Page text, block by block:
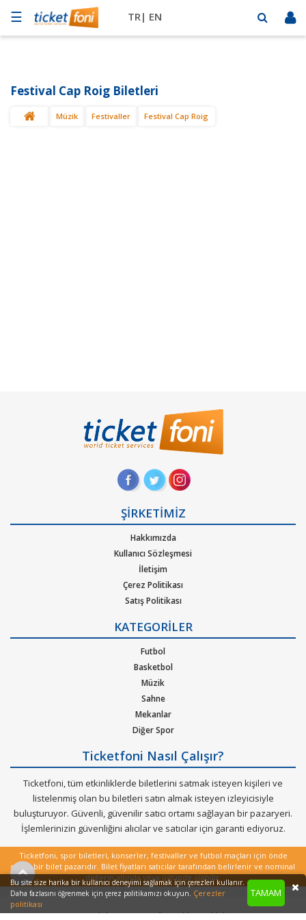
☰ TR| EN
Festival Cap Roig Biletleri
Müzik Festivaller Festival Cap Roig
ŞİRKETİMİZ
Hakkımızda
Kullanıcı Sözleşmesi
İletişim
Çerez Politikası
Satış Politikası
Kurumsal Ağırlama
Nasıl Çalışır
Bilet Tipi ve Teslimat
Üyelik Doğrulama
Sık Sorulan Sorular
KATEGORİLER
Futbol
Basketbol
Müzik
Sahne
Mekanlar
Diğer Spor
Ticketfoni Nasıl Çalışır?
Ticketfoni, tüm etkinliklerde biletlerini satmak isteyen kişileri ve
listelenmiş olan bu biletleri satın almak isteyen izleyicisiyle
buluşturuyor. Güvenli, güvenilir satıcı ortamı sağlayan bir pazaryeri.
İşlemlerinizin güvenliğini alıcılar ve satıcılar için garanti ediyoruz.
Ticketfoni, spor biletleri, konserler, festivaller ve futbol maçları için önde
gelen bir bilet pazarıdır. Bilet fiyatları satıcılar tarafından belirlenir ve nominal
değerin altında veya üstünde olabilir.
Copyright © 2022 - Tüm Hakları Saklıdır
TAMAM
Bu site size harika bir kullanıcı deneyimi sağlamak için çerezleri kullanır.
Daha fazlasını öğrenmek için çerez politikamızı okuyun. Çerezler
politikası